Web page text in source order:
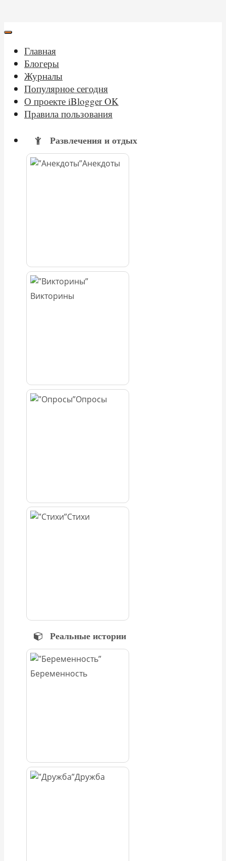
Главная
Блогеры
Журналы
Популярное сегодня
О проекте iBlogger OK
Правила пользования
Развлечения и отдых
Анекдоты
Викторины
Опросы
Стихи
Реальные истории
Беременность
Дружба